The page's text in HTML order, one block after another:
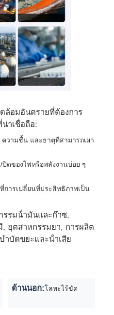
ล้อมอันตรายที่ต้องการ
าเชื่อถือ:
วามชื้น และธาตุที่สามารถเผา
ปิดของไฟหรือพลังงานบ่อย ๆ
ารเปลี่ยนที่ประสิทธิภาพเป็น
รรมน้ํามันและก๊าซ,
, อุตสาหกรรมยา, การผลิต
าบัดขยะและน้ําเสีย
ด้านนอก:โลหะไร้ขัด